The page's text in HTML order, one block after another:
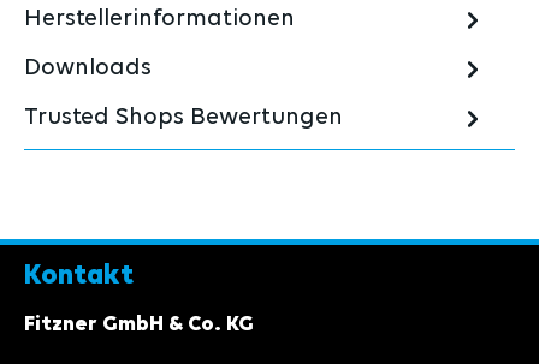
Herstellerinformationen
Downloads
Trusted Shops Bewertungen
Kontakt
Fitzner GmbH & Co. KG